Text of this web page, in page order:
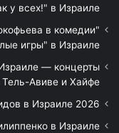
у всех!" в Израиле
в комедии
игры" в Израиле
Израиле — концерты
Тель-Авиве и Хайфе
в Израиле 2026
в Израиле